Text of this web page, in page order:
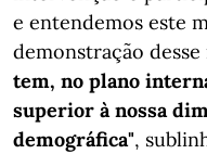
e entendemos este
demonstração
tem, no plano
superior à nossa
demográfica",